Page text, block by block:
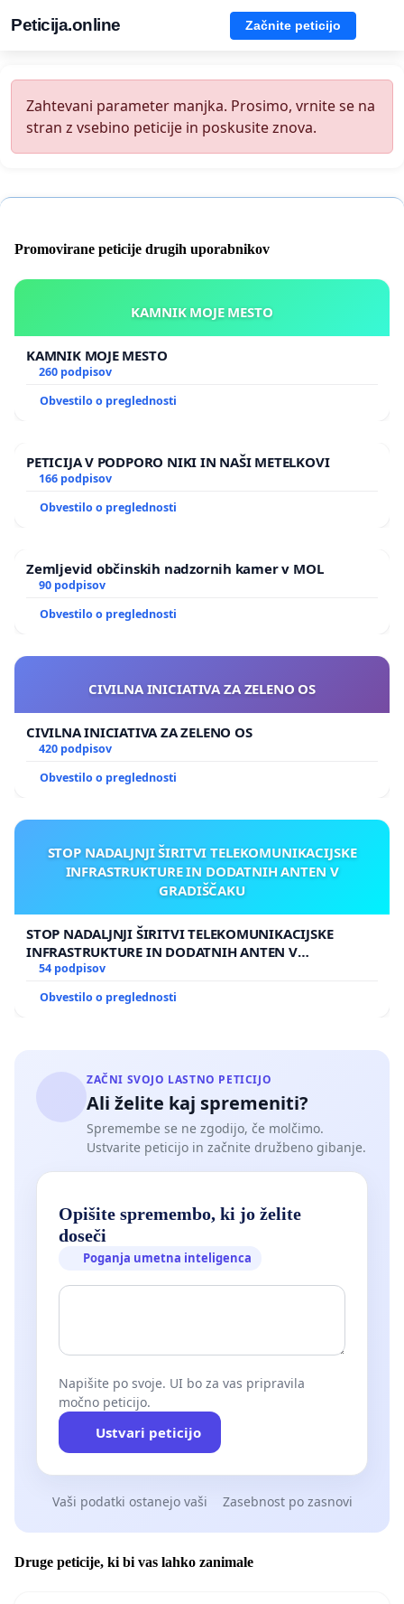
Peticija.online Začnite peticijo
Zahtevani parameter manjka. Prosimo, vrnite se na
stran z vsebino peticije in poskusite znova.
Promovirane peticije drugih uporabnikov
KAMNIK MOJE MESTO
KAMNIK MOJE MESTO
260 podpisov
Obvestilo o preglednosti
PETICIJA V PODPORO NIKI IN NAŠI METELKOVI
166 podpisov
Obvestilo o preglednosti
Zemljevid občinskih nadzornih kamer v MOL
90 podpisov
Obvestilo o preglednosti
CIVILNA INICIATIVA ZA ZELENO OS
CIVILNA INICIATIVA ZA ZELENO OS
420 podpisov
Obvestilo o preglednosti
STOP NADALJNJI ŠIRITVI TELEKOMUNIKACIJSKE
INFRASTRUKTURE IN DODATNIH ANTEN V
GRADIŠČAKU
STOP NADALJNJI ŠIRITVI TELEKOMUNIKACIJSKE
INFRASTRUKTURE IN DODATNIH ANTEN V
GRADIŠČAKU
54 podpisov
Obvestilo o preglednosti
ZAČNI SVOJO LASTNO PETICIJO
Ali želite kaj spremeniti?
Spremembe se ne zgodijo, če molčimo.
Ustvarite peticijo in začnite družbeno gibanje.
Opišite spremembo, ki jo želite
doseči
Poganja umetna inteligenca
Napišite po svoje. UI bo za vas pripravila
močno peticijo.
Ustvari peticijo
Vaši podatki ostanejo vaši Zasebnost po zasnovi
Druge peticije, ki bi vas lahko zanimale